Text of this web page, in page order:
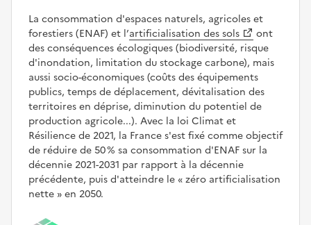
La consommation d'espaces naturels, agricoles et
forestiers (ENAF) et l’artificialisation des sols
ont
des conséquences écologiques (biodiversité, risque
d'inondation, limitation du stockage carbone), mais
aussi socio-économiques (coûts des équipements
publics, temps de déplacement, dévitalisation des
territoires en déprise, diminution du potentiel de
production agricole...). Avec la loi Climat et
Résilience de 2021, la France s'est fixé comme objectif
de réduire de 50 % sa consommation d'ENAF sur la
décennie 2021-2031 par rapport à la décennie
précédente, puis d'atteindre le
zéro artificialisation
nette
en 2050.